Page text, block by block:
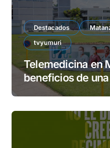
Destacados
tvyumuri
Telemedicina en
beneficios de